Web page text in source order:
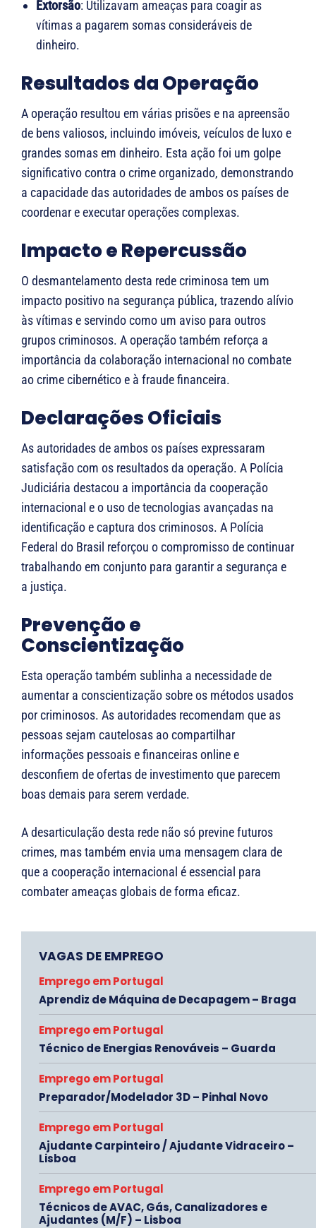
Extorsão: Utilizavam ameaças para coagir as
vítimas a pagarem somas consideráveis de
dinheiro.
Resultados da Operação
A operação resultou em várias prisões e na apreensão
de bens valiosos, incluindo imóveis, veículos de luxo e
grandes somas em dinheiro. Esta ação foi um golpe
significativo contra o crime organizado, demonstrando
a capacidade das autoridades de ambos os países de
coordenar e executar operações complexas.
Impacto e Repercussão
O desmantelamento desta rede criminosa tem um
impacto positivo na segurança pública, trazendo alívio
às vítimas e servindo como um aviso para outros
grupos criminosos. A operação também reforça a
importância da colaboração internacional no combate
ao crime cibernético e à fraude financeira.
Declarações Oficiais
As autoridades de ambos os países expressaram
satisfação com os resultados da operação. A Polícia
Judiciária destacou a importância da cooperação
internacional e o uso de tecnologias avançadas na
identificação e captura dos criminosos. A Polícia
Federal do Brasil reforçou o compromisso de continuar
trabalhando em conjunto para garantir a segurança e
a justiça.
Prevenção e
Conscientização
Esta operação também sublinha a necessidade de
aumentar a conscientização sobre os métodos usados
por criminosos. As autoridades recomendam que as
pessoas sejam cautelosas ao compartilhar
informações pessoais e financeiras online e
desconfiem de ofertas de investimento que parecem
boas demais para serem verdade.
A desarticulação desta rede não só previne futuros
crimes, mas também envia uma mensagem clara de
que a cooperação internacional é essencial para
combater ameaças globais de forma eficaz.
VAGAS DE EMPREGO
Emprego em Portugal
Aprendiz de Máquina de Decapagem – Braga
Emprego em Portugal
Técnico de Energias Renováveis – Guarda
Emprego em Portugal
Preparador/Modelador 3D – Pinhal Novo
Emprego em Portugal
Ajudante Carpinteiro / Ajudante Vidraceiro –
Lisboa
Emprego em Portugal
Técnicos de AVAC, Gás, Canalizadores e
Ajudantes (M/F) – Lisboa